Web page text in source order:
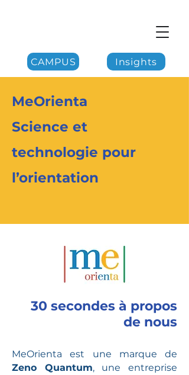
CAMPUS Insights
MeOrienta
Science et
technologie pour
l’orientation
30 secondes à propos
de nous
MeOrienta est une marque de
Zeno Quantum, une entreprise